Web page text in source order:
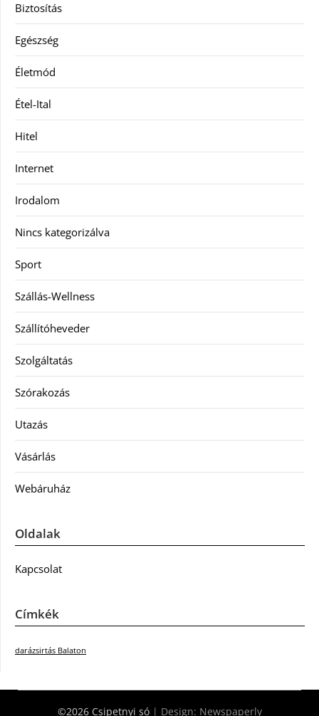
Biztosítás
Egészség
Életmód
Étel-Ital
Hitel
Internet
Irodalom
Nincs kategorizálva
Sport
Szállás-Wellness
Szállítóheveder
Szolgáltatás
Szórakozás
Utazás
Vásárlás
Webáruház
Oldalak
Kapcsolat
Címkék
darázsirtás Balaton
©2026 Csipetnyi só | Design: Newspaperly